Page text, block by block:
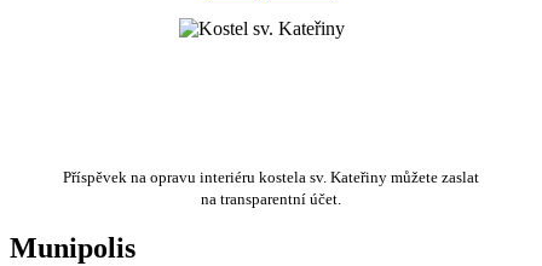
Příspěvek na opravu interiéru kostela sv. Kateřiny můžete zaslat
na transparentní účet.
Munipolis